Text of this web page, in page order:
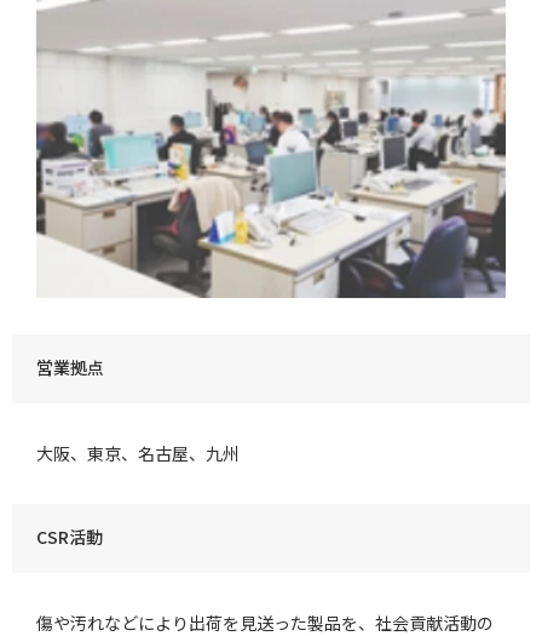
営業拠点
大阪、東京、名古屋、九州
CSR活動
傷や汚れなどにより出荷を見送った製品を、社会貢献活動の